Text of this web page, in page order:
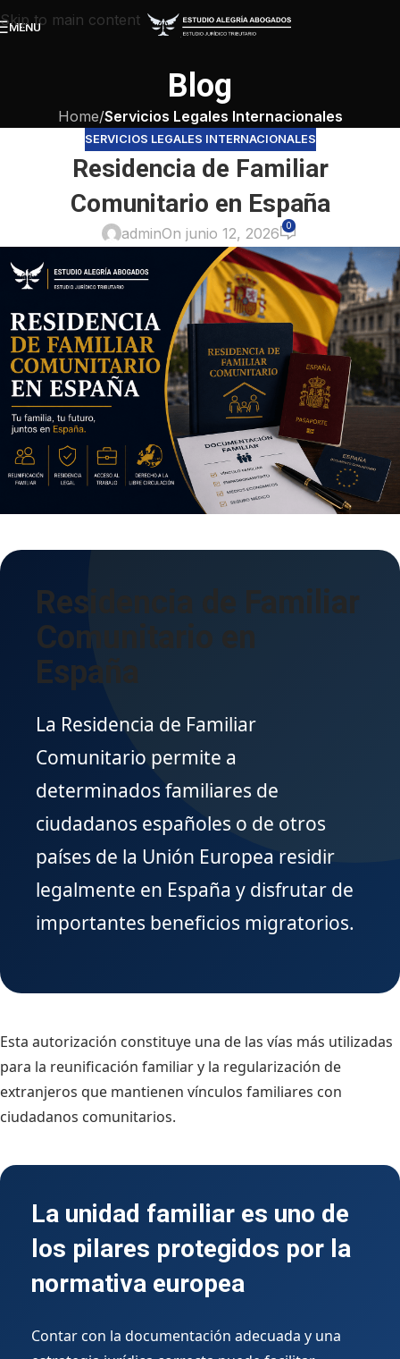
Skip to main content
MENU
Blog
Home/Servicios Legales Internacionales
SERVICIOS LEGALES INTERNACIONALES
Residencia de Familiar
Comunitario en España
adminOn junio 12, 2026 0
Residencia de Familiar
Comunitario en
España
La Residencia de Familiar
Comunitario permite a
determinados familiares de
ciudadanos españoles o de otros
países de la Unión Europea residir
legalmente en España y disfrutar de
importantes beneficios migratorios.
Esta autorización constituye una de las vías más utilizadas
para la reunificación familiar y la regularización de
extranjeros que mantienen vínculos familiares con
ciudadanos comunitarios.
La unidad familiar es uno de
los pilares protegidos por la
normativa europea
Contar con la documentación adecuada y una